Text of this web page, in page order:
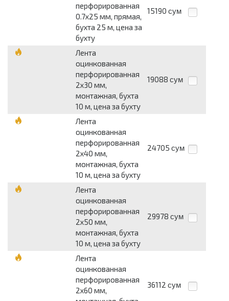
перфорированная
0.7x25 мм, прямая,
бухта 25 м, цена за
бухту
15190 сум
Лента
оцинкованная
перфорированная
2x30 мм,
монтажная, бухта
10 м, цена за бухту
19088 сум
Лента
оцинкованная
перфорированная
2x40 мм,
монтажная, бухта
10 м, цена за бухту
24705 сум
Лента
оцинкованная
перфорированная
2x50 мм,
монтажная, бухта
10 м, цена за бухту
29978 сум
Лента
оцинкованная
перфорированная
2x60 мм,
36112 сум